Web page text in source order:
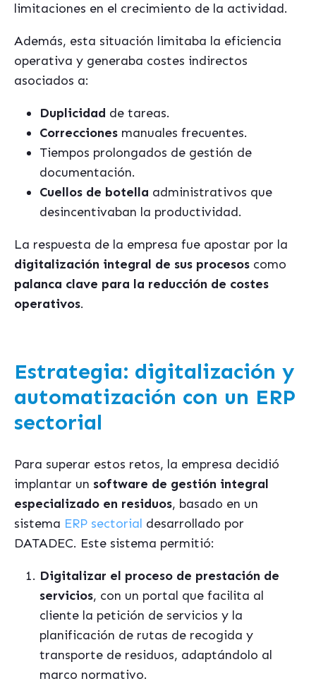
limitaciones en el crecimiento de la actividad.
Además, esta situación limitaba la eficiencia
operativa y generaba costes indirectos
asociados a:
Duplicidad de tareas.
Correcciones manuales frecuentes.
Tiempos prolongados de gestión de
documentación.
Cuellos de botella administrativos que
desincentivaban la productividad.
La respuesta de la empresa fue apostar por la
digitalización integral de sus procesos como
palanca clave para la reducción de costes
operativos.
Estrategia: digitalización y
automatización con un ERP
sectorial
Para superar estos retos, la empresa decidió
implantar un software de gestión integral
especializado en residuos, basado en un
sistema ERP sectorial desarrollado por
DATADEC. Este sistema permitió:
Digitalizar el proceso de prestación de
servicios, con un portal que facilita al
cliente la petición de servicios y la
planificación de rutas de recogida y
transporte de residuos, adaptándolo al
marco normativo.